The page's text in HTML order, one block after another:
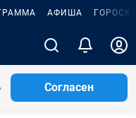
АФИША
Согласен